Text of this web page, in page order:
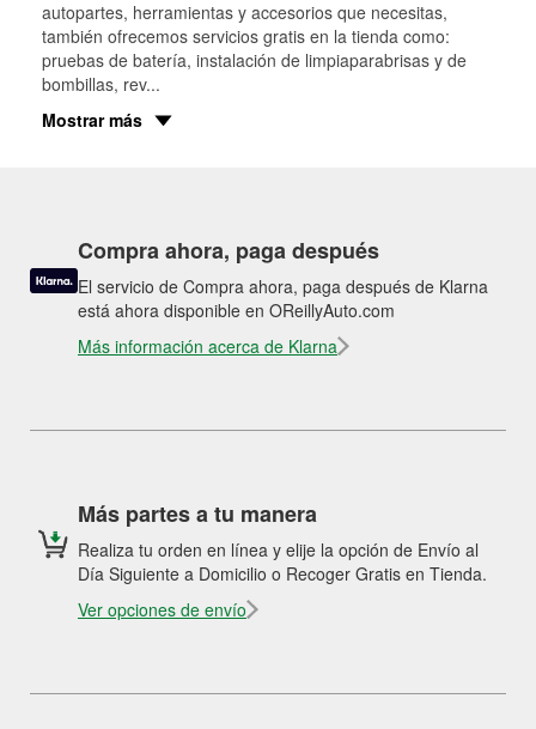
autopartes, herramientas y accesorios que necesitas,
también ofrecemos servicios gratis en la tienda como:
pruebas de batería, instalación de limpiaparabrisas y de
bombillas, rev...
Mostrar más
Compra ahora, paga después
El servicio de Compra ahora, paga después de Klarna
está ahora disponible en OReillyAuto.com
Más información acerca de Klarna
Más partes a tu manera
Realiza tu orden en línea y elije la opción de Envío al
Día Siguiente a Domicilio o Recoger Gratis en Tienda.
Ver opciones de envío